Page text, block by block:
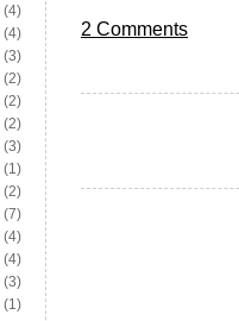
2 Comments
(4)
(4)
(3)
(2)
(2)
(2)
(3)
(1)
(2)
(7)
(4)
(4)
(3)
(1)